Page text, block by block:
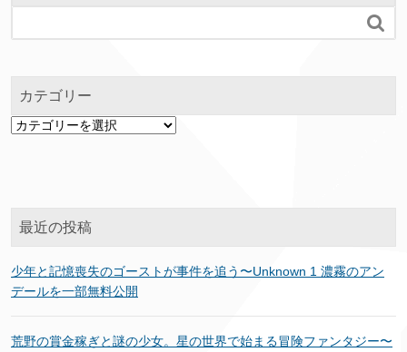

カテゴリー
カ
最近の投稿
少年と記憶喪失のゴーストが事件を追う〜Unknown 1 濃霧のアン
デールを一部無料公開
荒野の賞金稼ぎと謎の少女。星の世界で始まる冒険ファンタジー〜